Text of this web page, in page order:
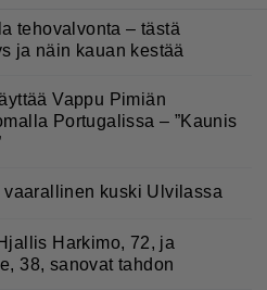
tehovalvonta – tästä
ja näin kauan kestää
Vappu Pimiän
Portugalissa – ”Kaunis
vaarallinen kuski Ulvilassa
Harkimo, 72, ja
38, sanovat tahdon